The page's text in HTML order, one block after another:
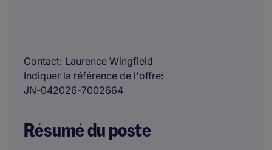
Contact Laurence Wingfield
Indiquer la référence de l'offre
JN-042026-7002664
Résumé du poste